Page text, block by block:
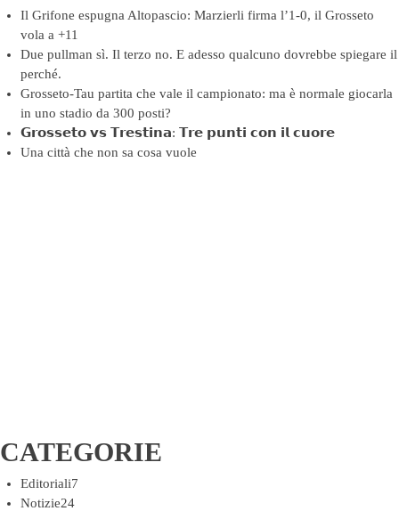
Il Grifone espugna Altopascio: Marzierli firma l’1-0, il Grosseto
vola a +11
Due pullman sì. Il terzo no. E adesso qualcuno dovrebbe spiegare il
perché.
Grosseto-Tau partita che vale il campionato: ma è normale giocarla
in uno stadio da 300 posti?
𝗚𝗿𝗼𝘀𝘀𝗲𝘁𝗼 𝘃𝘀 𝗧𝗿𝗲𝘀𝘁𝗶𝗻𝗮: 𝗧𝗿𝗲 𝗽𝘂𝗻𝘁𝗶 𝗰𝗼𝗻 𝗶𝗹 𝗰𝘂𝗼𝗿𝗲
Una città che non sa cosa vuole
CATEGORIE
Editoriali7
Notizie24